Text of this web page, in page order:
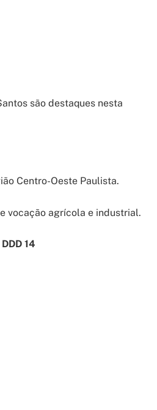
são destaques nesta
Centro-Oeste Paulista.
vocação agrícola e industrial.
14